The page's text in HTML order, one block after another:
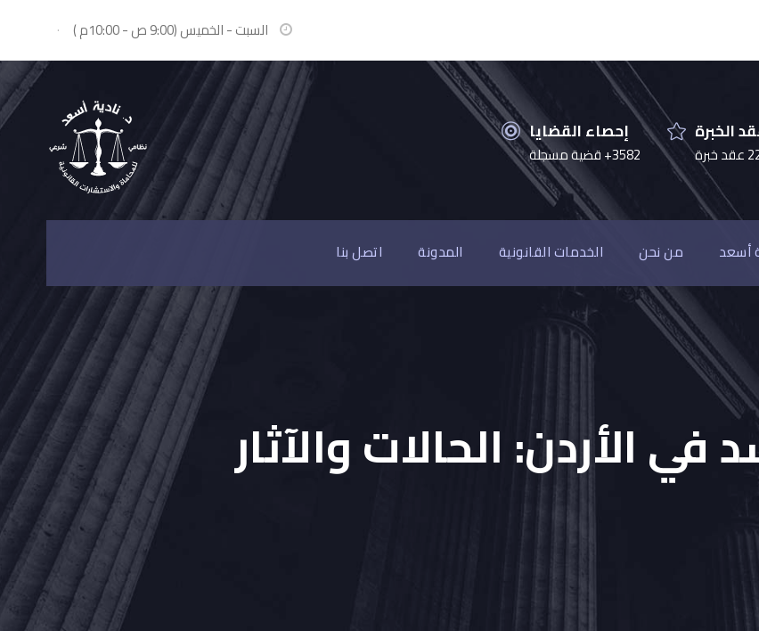
السبت - الخميس (9:00 ص - 10:00م ) ·
إحصاء القضايا
3582+ قضية مسجلة
الخبرة
أسعد من نحن الخدمات القانونية المدونة اتصل بنا
في الأردن: الحالات والآثار